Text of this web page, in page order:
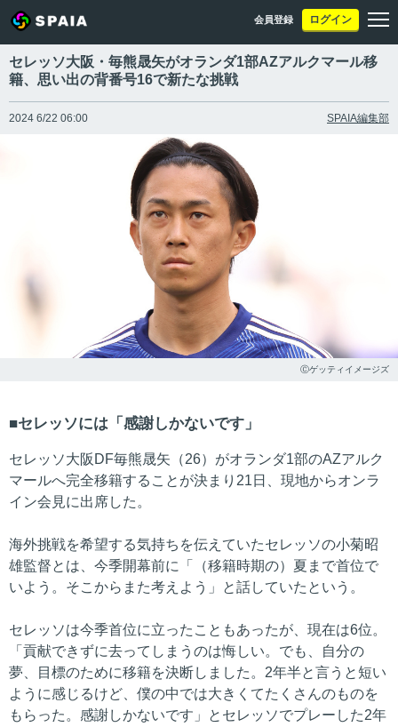
会員登録 ログイン
セレッソ大阪・毎熊晟矢がオランダ1部AZアルクマール移
籍、思い出の背番号16で新たな挑戦
2024 6/22 06:00 SPAIA編集部
Ⓒゲッティイメージズ
セレッソには「感謝しかないです」
セレッソ大阪DF毎熊晟矢（26）がオランダ1部のAZアルク
マールへ完全移籍することが決まり21日、現地からオンラ
イン会見に出席した。
海外挑戦を希望する気持ちを伝えていたセレッソの小菊昭
雄監督とは、今季開幕前に「（移籍時期の）夏まで首位で
いよう。そこからまた考えよう」と話していたという。
セレッソは今季首位に立ったこともあったが、現在は6位。
「貢献できずに去ってしまうのは悔しい。でも、自分の
夢、目標のために移籍を決断しました。2年半と言うと短い
ように感じるけど、僕の中では大きくてたくさんのものを
もらった。感謝しかないです」とセレッソでプレーした2年